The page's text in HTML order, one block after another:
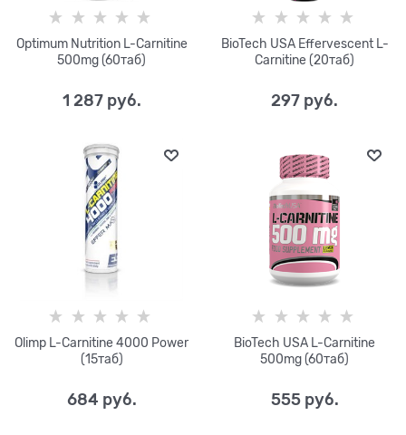
Optimum Nutrition L-Carnitine
500mg (60таб)
1 287 руб.
BioTech USA Effervescent L-
Carnitine (20таб)
297 руб.
Olimp L-Carnitine 4000 Power
(15таб)
684 руб.
BioTech USA L-Carnitine
500mg (60таб)
555 руб.